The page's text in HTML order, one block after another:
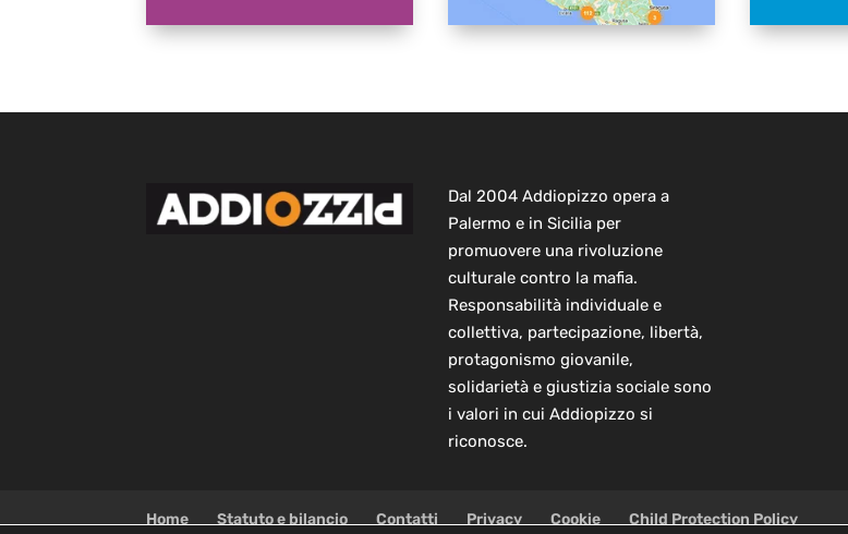
Dal 2004 Addiopizzo opera a
Palermo e in Sicilia per
promuovere una rivoluzione
culturale contro la mafia.
Responsabilità individuale e
collettiva, partecipazione, libertà,
protagonismo giovanile,
solidarietà e giustizia sociale sono
i valori in cui Addiopizzo si
riconosce.
Home Statuto e bilancio Contatti Privacy Cookie Child Protection Policy